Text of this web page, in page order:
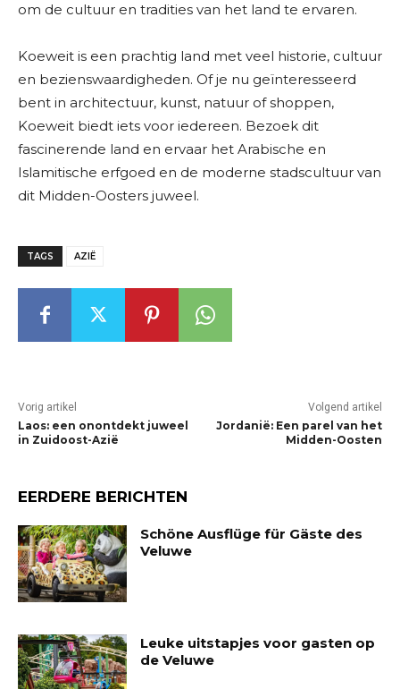
om de cultuur en tradities van het land te ervaren.
Koeweit is een prachtig land met veel historie, cultuur
en bezienswaardigheden. Of je nu geïnteresseerd
bent in architectuur, kunst, natuur of shoppen,
Koeweit biedt iets voor iedereen. Bezoek dit
fascinerende land en ervaar het Arabische en
Islamitische erfgoed en de moderne stadscultuur van
dit Midden-Oosters juweel.
TAGS AZIË
Vorig artikel
Laos: een onontdekt juweel
in Zuidoost-Azië
Volgend artikel
Jordanië: Een parel van het
Midden-Oosten
EERDERE BERICHTEN
Schöne Ausflüge für Gäste des
Veluwe
Leuke uitstapjes voor gasten op
de Veluwe